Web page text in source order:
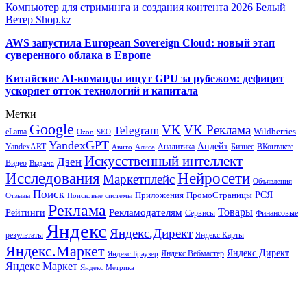
Компьютер для стриминга и создания контента 2026 Белый
Ветер Shop.kz
AWS запустила European Sovereign Cloud: новый этап
суверенного облака в Европе
Китайские AI-команды ищут GPU за рубежом: дефицит
ускоряет отток технологий и капитала
Метки
eLama Google Ozon SEO Telegram VK VK Реклама Wildberries
YandexART YandexGPT Авито Алиса Аналитика Апдейт Бизнес ВКонтакте
Видео Выдача Дзен Искусственный интеллект
Исследования МаркетплейсНейросети Объявления
Отзывы Поиск Поисковые системы Приложения ПромоСтраницы РСЯ
Рейтинги Реклама Рекламодателям Сервисы Товары Финансовые
результаты Яндекс Яндекс.Директ Яндекс.Карты
Яндекс.Маркет Яндекс Браузер Яндекс Вебмастер Яндекс Директ
Яндекс Маркет Яндекс Метрика